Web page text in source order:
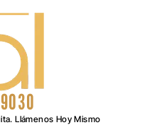
Llámenos Hoy Mismo